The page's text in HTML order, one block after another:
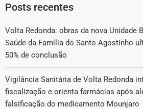
Posts recentes
Volta Redonda: obras da nova Unidade
Saúde da Família do Santo Agostinho
50% de conclusão
Vigilância Sanitária de Volta Redonda
fiscalização e orienta farmácias após
falsificação do medicamento Mounjaro